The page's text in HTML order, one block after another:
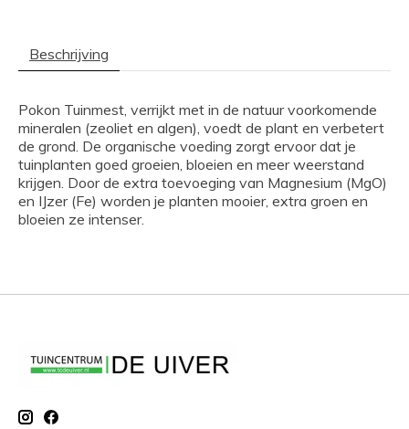
Beschrijving
Pokon Tuinmest, verrijkt met in de natuur voorkomende
mineralen (zeoliet en algen), voedt de plant en verbetert
de grond. De organische voeding zorgt ervoor dat je
tuinplanten goed groeien, bloeien en meer weerstand
krijgen. Door de extra toevoeging van Magnesium (MgO)
en IJzer (Fe) worden je planten mooier, extra groen en
bloeien ze intenser.